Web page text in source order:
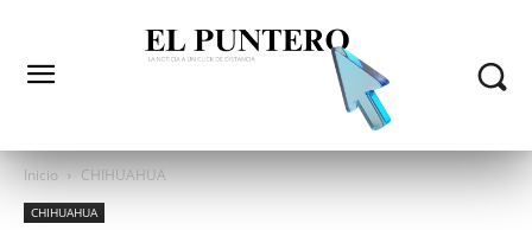
Inicio CHIHUAHUA
CHIHUAHUA